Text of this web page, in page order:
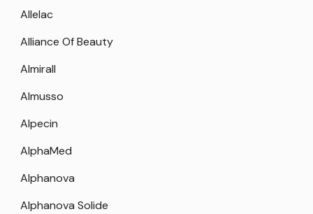
Allelac
Alliance Of Beauty
Almirall
Almusso
Alpecin
AlphaMed
Alphanova
Alphanova Solide